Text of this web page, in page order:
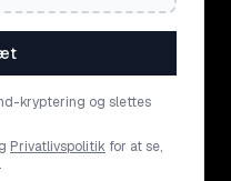
kryptering og slettes
Privatlivspolitik for at se,